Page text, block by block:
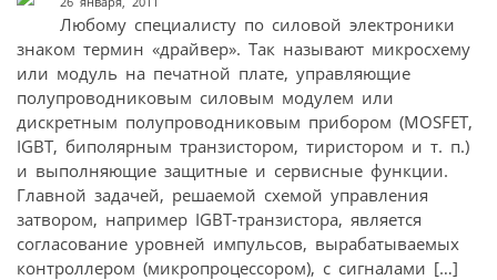
Любому специалисту по силовой электроники
знаком термин «драйвер». Так называют микросхему
или модуль на печатной плате, управляющие
полупроводниковым силовым модулем или
дискретным полупроводниковым прибором (MOSFET,
IGBT, биполярным транзистором, тиристором и т. п.)
и выполняющие защитные и сервисные функции.
Главной задачей, решаемой схемой управления
затвором, например IGBT-транзистора, является
согласование уровней импульсов, вырабатываемых
контроллером (микропроцессором), с сигналами […]